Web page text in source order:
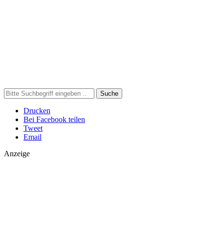
Suche
Drucken
Bei Facebook teilen
Tweet
Email
Anzeige